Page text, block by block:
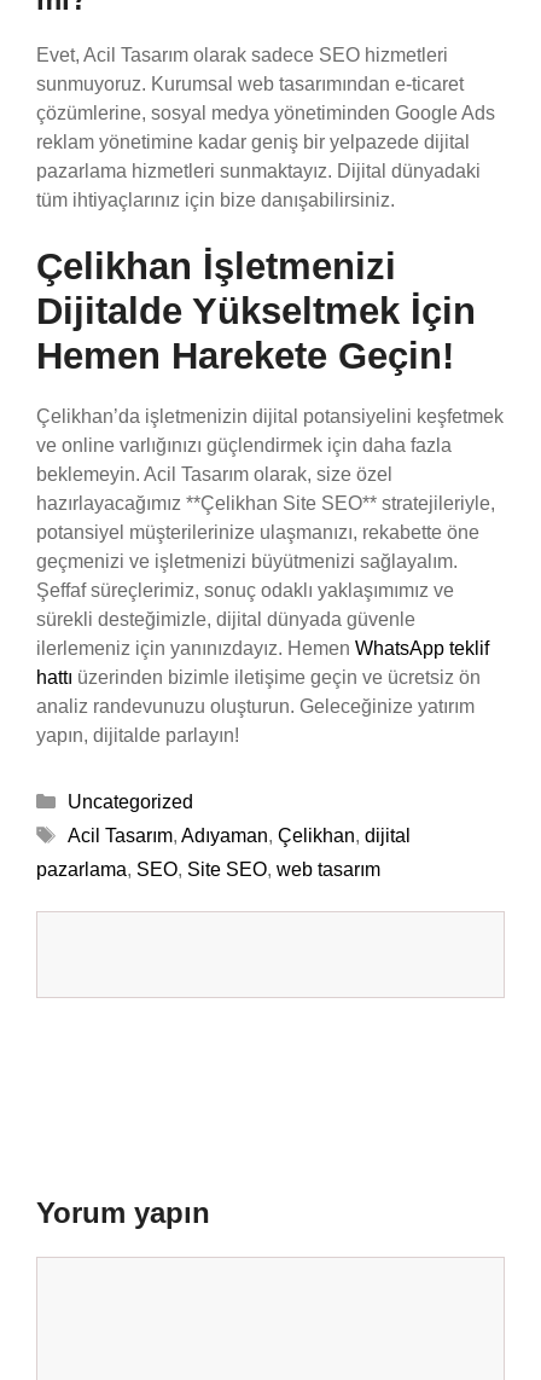
Evet, Acil Tasarım olarak sadece SEO hizmetleri
sunmuyoruz. Kurumsal web tasarımından e-ticaret
çözümlerine, sosyal medya yönetiminden Google Ads
reklam yönetimine kadar geniş bir yelpazede dijital
pazarlama hizmetleri sunmaktayız. Dijital dünyadaki
tüm ihtiyaçlarınız için bize danışabilirsiniz.
Çelikhan İşletmenizi
Dijitalde Yükseltmek İçin
Hemen Harekete Geçin!
Çelikhan’da işletmenizin dijital potansiyelini keşfetmek
ve online varlığınızı güçlendirmek için daha fazla
beklemeyin. Acil Tasarım olarak, size özel
hazırlayacağımız **Çelikhan Site SEO** stratejileriyle,
potansiyel müşterilerinize ulaşmanızı, rekabette öne
geçmenizi ve işletmenizi büyütmenizi sağlayalım.
Şeffaf süreçlerimiz, sonuç odaklı yaklaşımımız ve
sürekli desteğimizle, dijital dünyada güvenle
ilerlemeniz için yanınızdayız. Hemen WhatsApp teklif
hattı üzerinden bizimle iletişime geçin ve ücretsiz ön
analiz randevunuzu oluşturun. Geleceğinize yatırım
yapın, dijitalde parlayın!
Kategoriler
Uncategorized
Etiketler
Acil Tasarım, Adıyaman, Çelikhan, dijital
pazarlama, SEO, Site SEO, web tasarım
Yorum yapın